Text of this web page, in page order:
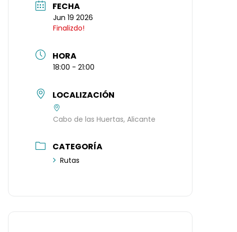
FECHA
Jun 19 2026
Finalizdo!
HORA
18:00 - 21:00
LOCALIZACIÓN
Cabo de las Huertas, Alicante
CATEGORÍA
Rutas